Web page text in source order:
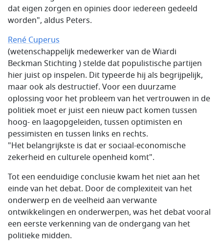
dat eigen zorgen en opinies door iedereen gedeeld
worden", aldus Peters.
René Cuperus
(wetenschappelijk medewerker van de Wiardi
Beckman Stichting ) stelde dat populistische partijen
hier juist op inspelen. Dit typeerde hij als begrijpelijk,
maar ook als destructief. Voor een duurzame
oplossing voor het probleem van het vertrouwen in de
politiek moet er juist een nieuw pact komen tussen
hoog- en laagopgeleiden, tussen optimisten en
pessimisten en tussen links en rechts.
"Het belangrijkste is dat er sociaal-economische
zekerheid en culturele openheid komt".
Tot een eenduidige conclusie kwam het niet aan het
einde van het debat. Door de complexiteit van het
onderwerp en de veelheid aan verwante
ontwikkelingen en onderwerpen, was het debat vooral
een eerste verkenning van de ondergang van het
politieke midden.